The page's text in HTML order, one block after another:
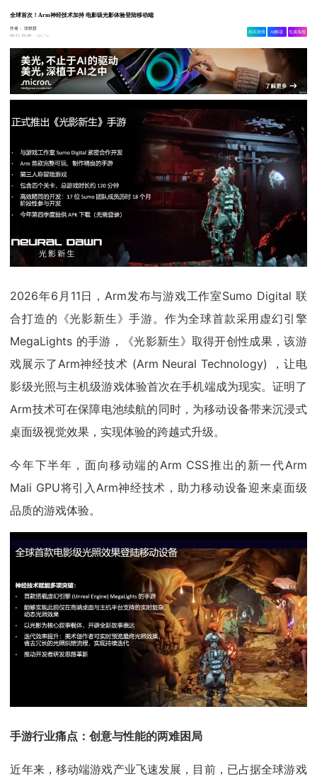
全球首次！Arm神经技术加持 电影级光影体验登陆移动端
作者：张轶群
06-11 16:49
1.7w
相关舆情 AI解读 生成海报
2026年6月11日，Arm发布与游戏工作室Sumo Digital 联
合打造的《光影新生》手游。作为全球首款采用虚幻引擎
MegaLights 的手游，《光影新生》取得开创性成果，该游
戏展示了Arm神经技术 (Arm Neural Technology) ，让电
影级光照与主机级游戏体验首次在手机端成为现实。证明了
Arm技术可在保障电池续航的同时，为移动设备带来沉浸式
桌面级视觉效果，实现体验的跨越式升级。
今年下半年，面向移动端的Arm CSS推出的新一代Arm
Mali GPU将引入Arm神经技术，助力移动设备迎来桌面级
品质的游戏体验。
手游行业痛点：创意与性能的两难困局
近年来，移动端游戏产业飞速发展，目前，已占据全球游戏